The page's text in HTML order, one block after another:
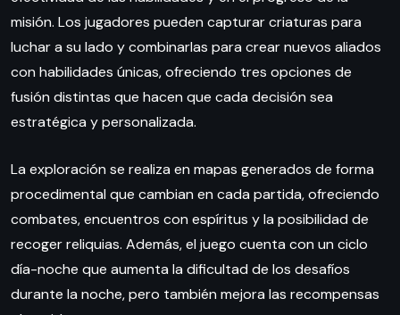
misión. Los jugadores pueden capturar criaturas para
luchar a su lado y combinarlas para crear nuevos aliados
con habilidades únicas, ofreciendo tres opciones de
fusión distintas que hacen que cada decisión sea
estratégica y personalizada.
La exploración se realiza en mapas generados de forma
procedimental que cambian en cada partida, ofreciendo
combates, encuentros con espíritus y la posibilidad de
recoger reliquias. Además, el juego cuenta con un ciclo
día-noche que aumenta la dificultad de los desafíos
durante la noche, pero también mejora las recompensas